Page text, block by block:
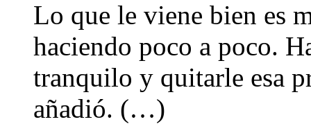
Lo que le viene bien es
haciendo poco a poco.
tranquilo y quitarle esa
añadió. (…)